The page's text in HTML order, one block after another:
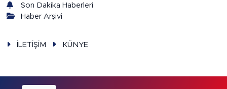
Son Dakika Haberleri
Haber Arşivi
İLETİŞİM KÜNYE